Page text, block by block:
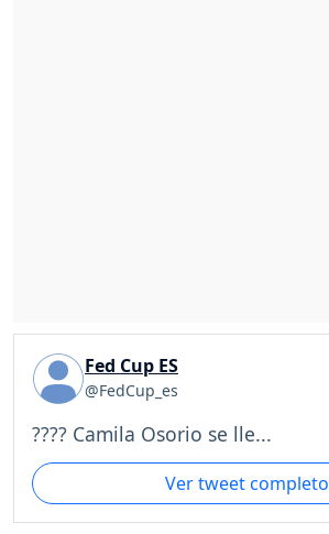
Fed Cup ES
@FedCup_es
???? Camila Osorio se lle...
Ver tweet completo